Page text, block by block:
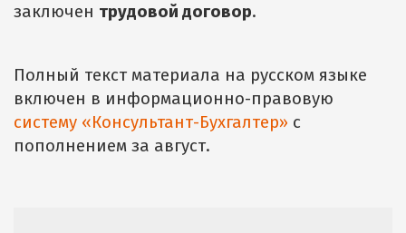
заключен трудовой договор.
Полный текст материала на русском языке
включен в информационно-правовую
систему «Консультант-Бухгалтер» с
пополнением за август.